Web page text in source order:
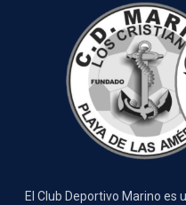
El Club Deportivo Marino es